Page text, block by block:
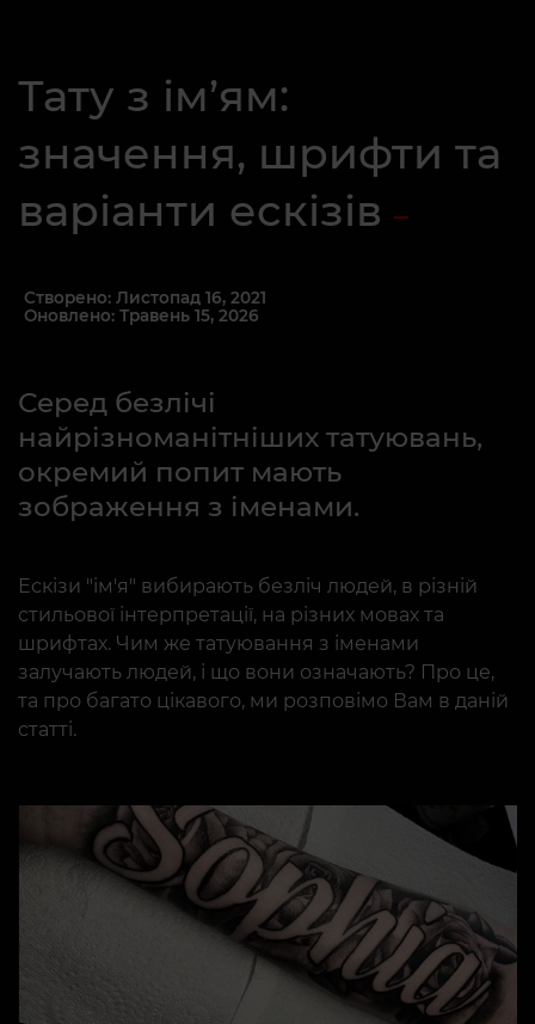
Тату з ім’ям:
значення, шрифти та
варіанти ескізів
Створено: Листопад 16, 2021
Оновлено: Травень 15, 2026
Серед безлічі
найрізноманітніших татуювань,
окремий попит мають
зображення з іменами.
Ескізи "ім'я" вибирають безліч людей, в різній
стильової інтерпретації, на різних мовах та
шрифтах. Чим же татуювання з іменами
залучають людей, і що вони означають? Про це,
та про багато цікавого, ми розповімо Вам в даній
статті.